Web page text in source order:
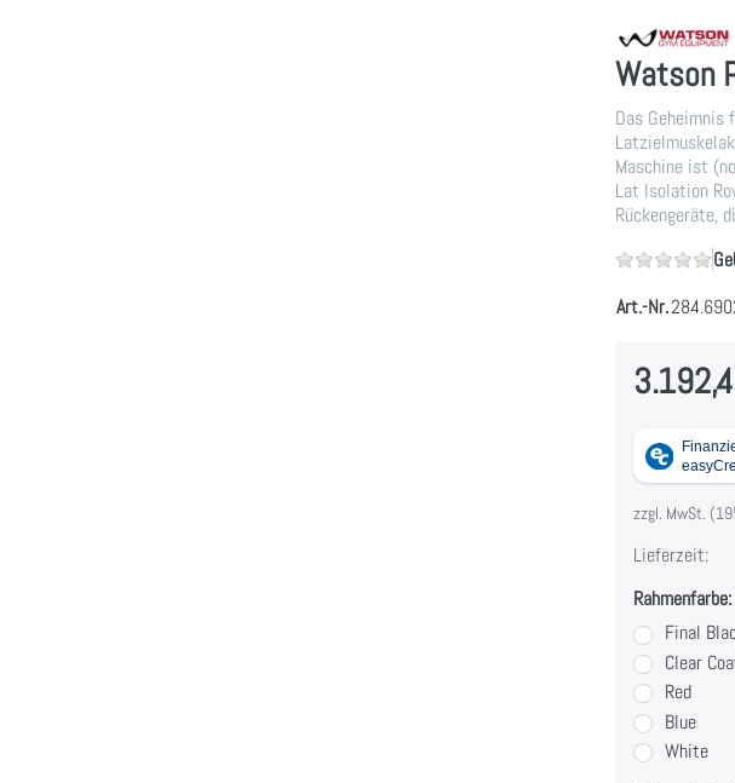
Watson
Das
Maschine ist
Lat Isolation
Rückengeräte,
Art.-Nr.
zzgl. MwSt.
Lieferzeit:
Rahmenfarbe:
Final
Clear
Red
Blue
White